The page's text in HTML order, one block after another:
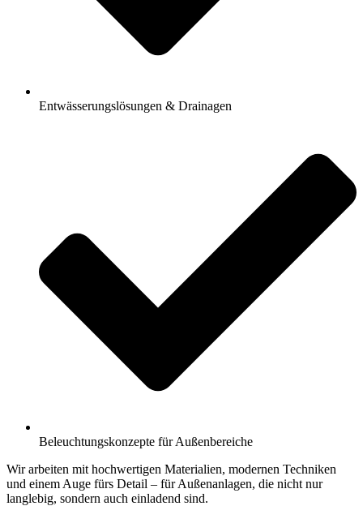
Entwässerungslösungen & Drainagen
Beleuchtungskonzepte für Außenbereiche
Wir arbeiten mit hochwertigen Materialien, modernen Techniken
und einem Auge fürs Detail – für Außenanlagen, die nicht nur
langlebig, sondern auch einladend sind.